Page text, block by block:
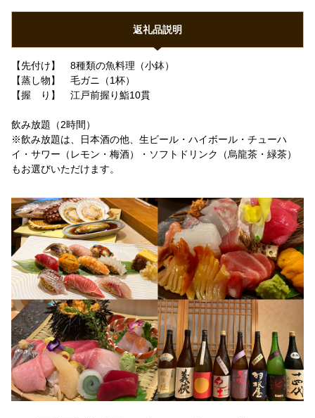
返礼品説明
【先付け】 8種類の魚料理（小鉢）
【蒸し物】 毛ガニ（1杯）
【握 り】 江戸前握り鮨10貫
飲み放題（2時間）
※飲み放題は、日本酒の他、生ビール・ハイボール・チューハ
イ・サワー（レモン・梅酒）・ソフトドリンク（烏龍茶・緑茶）
もお選びいただけます。